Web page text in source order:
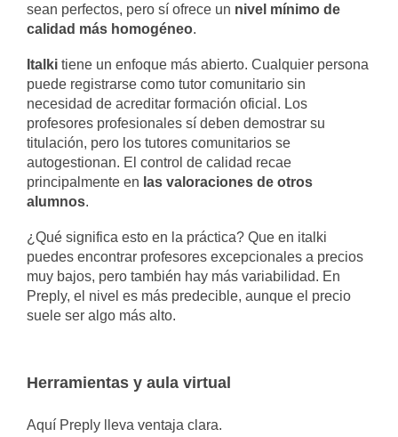
sean perfectos, pero sí ofrece un nivel mínimo de
calidad más homogéneo.
Italki tiene un enfoque más abierto. Cualquier persona
puede registrarse como tutor comunitario sin
necesidad de acreditar formación oficial. Los
profesores profesionales sí deben demostrar su
titulación, pero los tutores comunitarios se
autogestionan. El control de calidad recae
principalmente en las valoraciones de otros
alumnos.
¿Qué significa esto en la práctica? Que en italki
puedes encontrar profesores excepcionales a precios
muy bajos, pero también hay más variabilidad. En
Preply, el nivel es más predecible, aunque el precio
suele ser algo más alto.
Herramientas y aula virtual
Aquí Preply lleva ventaja clara.